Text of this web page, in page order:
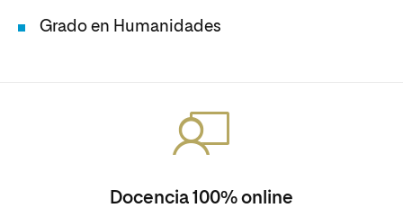
Grado en Humanidades
Docencia 100% online